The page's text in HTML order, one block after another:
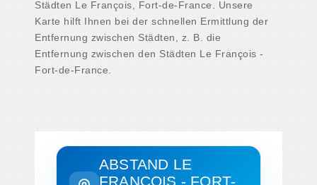
Städten Le François, Fort-de-France. Unsere
Karte hilft Ihnen bei der schnellen Ermittlung der
Entfernung zwischen Städten, z. B. die
Entfernung zwischen den Städten Le François -
Fort-de-France.
ABSTAND LE
FRANÇOIS - FORT-